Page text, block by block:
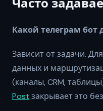
Часто
Какой телеграм бот
Зависит от задачи.
данных и
(каналы, CRM,
Post закрывает это